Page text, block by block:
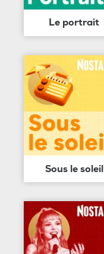
Le portrait
Sous le soleil